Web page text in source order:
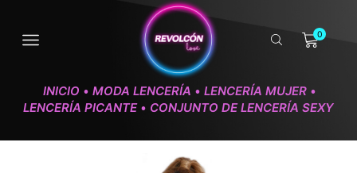
0
INICIO • MODA LENCERÍA • LENCERÍA MUJER •
LENCERÍA PICANTE • CONJUNTO DE LENCERÍA SEXY